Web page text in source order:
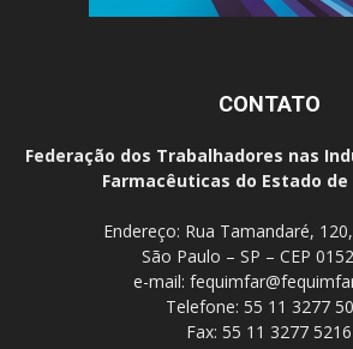
CONTATO
Federação dos Trabalhadores nas
Farmacêuticas do Estado de
Endereço: Rua Tamandaré,
São Paulo – SP – CEP
e-mail:
Telefone: 55 11 3277
Fax: 55 11 3277 5216